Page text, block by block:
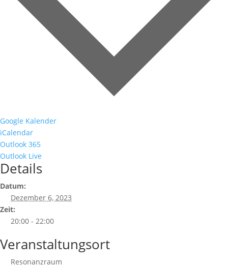
Google Kalender
iCalendar
Outlook 365
Outlook Live
Details
Datum:
Dezember 6, 2023
Zeit:
20:00 - 22:00
Veranstaltungsort
Resonanzraum